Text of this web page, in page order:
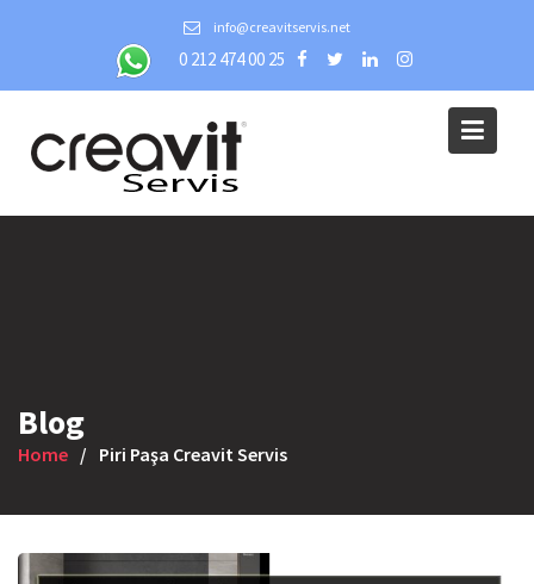
info@creavitservis.net
0 212 474 00 25
Blog
Home Piri Paşa Creavit Servis